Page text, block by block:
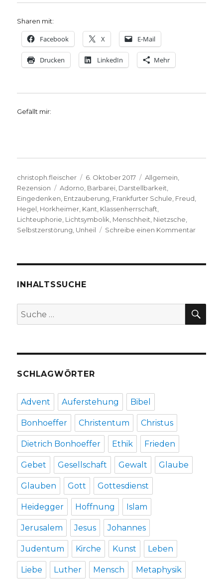
Sharen mit:
Facebook X E-Mail
Drucken LinkedIn Mehr
Gefällt mir:
Autor
christoph.fleischer
Veröffentlicht
am
6. Oktober 2017 Kategorien
Allgemein
Rezension
Schlagwörter
Adorno Barbarei Darstellbarkeit
Eingedenken Entzauberung Frankfurter Schule Freud
Hegel Horkheimer Kant Klassenherrschaft
Lichteuphorie Lichtsymbolik Menschheit Nietzsche
Selbstzerstörung Unheil Schreibe einen Kommentarzu
2017
INHALTSSUCHE
Suche
nach:
SCHLAGWÖRTER
Advent Auferstehung Bibel
Bonhoeffer Christentum Christus
Dietrich Bonhoeffer Ethik Frieden
Gebet Gesellschaft Gewalt Glaube
Glauben Gott Gottesdienst
Heidegger Hoffnung Islam
Jerusalem Jesus Johannes
Judentum Kirche Kunst Leben
Liebe Luther Mensch Metaphysik